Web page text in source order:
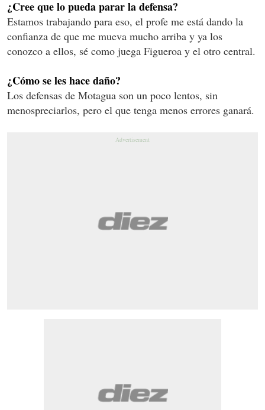
¿Cree que lo pueda parar la defensa?
Estamos trabajando para eso, el profe me está dando la
confianza de que me mueva mucho arriba y ya los
conozco a ellos, sé como juega Figueroa y el otro central.
¿Cómo se les hace daño?
Los defensas de Motagua son un poco lentos, sin
menospreciarlos, pero el que tenga menos errores ganará.